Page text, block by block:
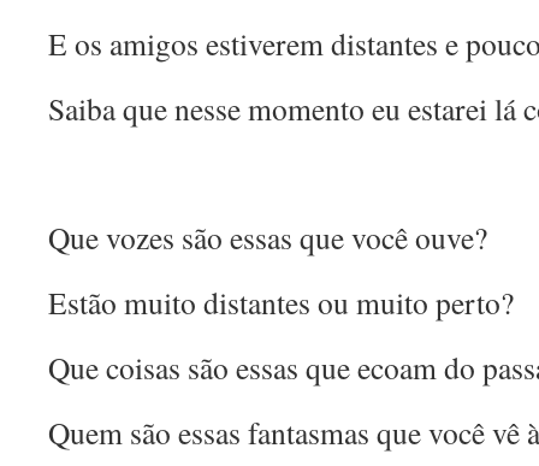
E os amigos estiverem distantes e
Saiba que nesse momento eu estarei lá
Que vozes são essas que você ouve?
Estão muito distantes ou muito perto?
Que coisas são essas que ecoam do
Quem são essas fantasmas que você vê